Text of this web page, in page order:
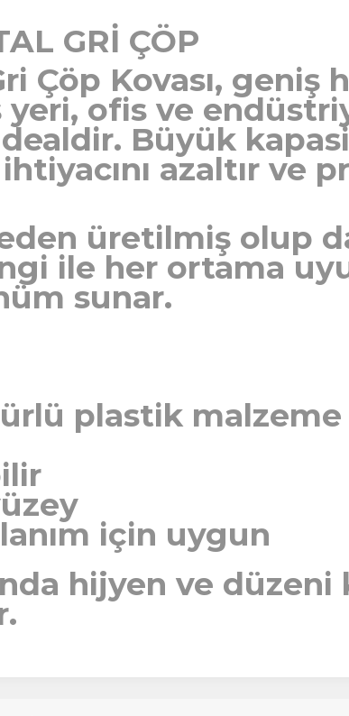
GRİ ÇÖP
Çöp Kovası, geniş
yeri, ofis ve
Büyük
azaltır ve
üretilmiş olup
ile her ortama
sunar.
plastik malzeme
için uygun
hijyen ve